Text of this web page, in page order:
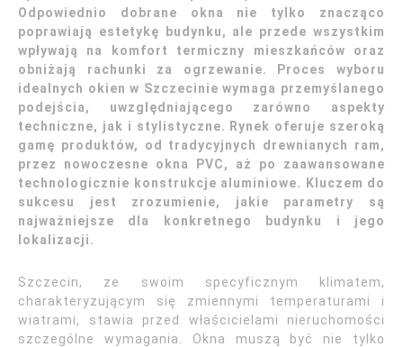
Odpowiednio dobrane okna nie tylko znacząco
poprawiają estetykę budynku, ale przede wszystkim
wpływają na komfort termiczny mieszkańców oraz
obniżają rachunki za ogrzewanie. Proces wyboru
idealnych okien w Szczecinie wymaga przemyślanego
podejścia, uwzględniającego zarówno aspekty
techniczne, jak i stylistyczne. Rynek oferuje szeroką
gamę produktów, od tradycyjnych drewnianych ram,
przez nowoczesne okna PVC, aż po zaawansowane
technologicznie konstrukcje aluminiowe. Kluczem do
sukcesu jest zrozumienie, jakie parametry są
najważniejsze dla konkretnego budynku i jego
lokalizacji.
Szczecin, ze swoim specyficznym klimatem,
charakteryzującym się zmiennymi temperaturami i
wiatrami, stawia przed właścicielami nieruchomości
szczególne wymagania. Okna muszą być nie tylko